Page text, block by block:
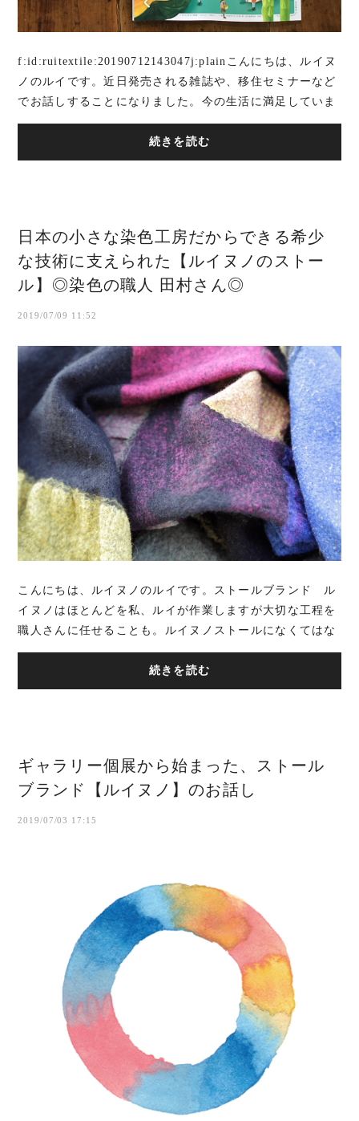
f:id:ruitextile:20190712143047j:plainこんにちは、ルイヌ
ノのルイです。近日発売される雑誌や、移住セミナーなど
でお話しすることになりました。今の生活に満足していま
すか？何か変えたいなぁと思っていません...
続きを読む
日本の小さな染色工房だからできる希少
な技術に支えられた【ルイヌノのストー
ル】◎染色の職人 田村さん◎
2019/07/09 11:52
こんにちは、ルイヌノのルイです。ストールブランド ル
イヌノはほとんどを私、ルイが作業しますが大切な工程を
職人さんに任せることも。ルイヌノストールになくてはな
らない素材の 「シルクの不織布」。そ...
続きを読む
ギャラリー個展から始まった、ストール
ブランド【ルイヌノ】のお話し
2019/07/03 17:15